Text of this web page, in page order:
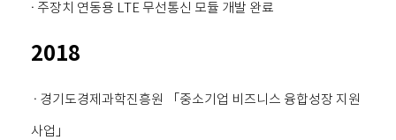
· 주장치 연동용 LTE 무선통신 모듈 개발 완료
2018
· 경기도경제과학진흥원 「중소기업 비즈니스 융합성장 지원
사업」